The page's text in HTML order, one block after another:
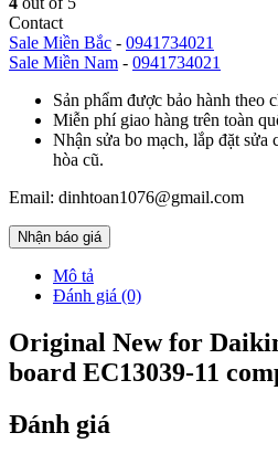
Contact
Sale Miền Bắc - 0941734021
Sale Miền Nam - 0941734021
Sản phẩm được bảo hành theo
Miễn phí giao hàng trên toàn
Nhận sửa bo mạch, lắp đặt sửa
hòa cũ.
Email: dinhtoan1076@gmail.com
Nhận báo giá
Mô tả
Đánh giá (0)
Original New for
board EC13039-11
Đánh giá